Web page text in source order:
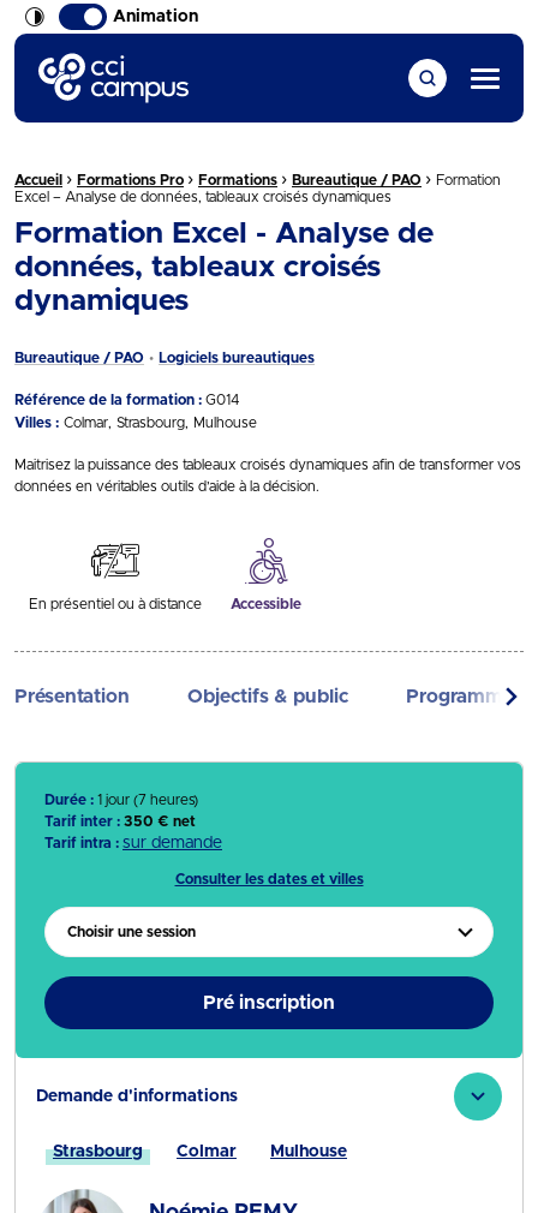
Animation
CCI Campus La formation qui vous ressemble
Menu
Fil d'Ariane :
Accueil › Formations Pro › Formations › Bureautique / PAO › Formation
Excel – Analyse de données, tableaux croisés dynamiques
Formation Excel - Analyse de
données, tableaux croisés
dynamiques
Bureautique / PAO Logiciels bureautiques
Référence de la formation : G014
Villes : Colmar Strasbourg Mulhouse
Maitrisez la puissance des tableaux croisés dynamiques afin de transformer vos
données en véritables outils d’aide à la décision.
En présentiel ou à distance Accessible
Présentation Objectifs & public Programme
Durée : 1 jour (7 heures)
Tarif inter : 350 € net
Tarif intra : sur demande
Consulter les dates et villes
Choisir une session
Pré inscription
Demande d'informations
Strasbourg Colmar Mulhouse